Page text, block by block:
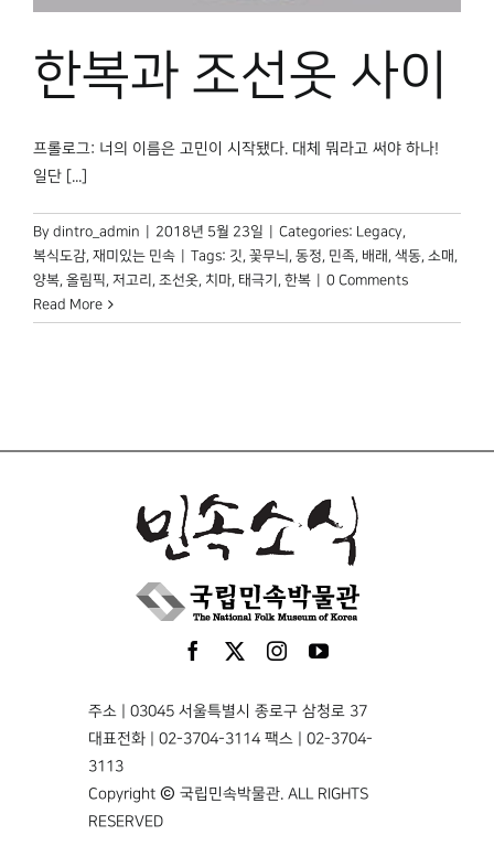
한복과 조선옷 사이
프롤로그: 너의 이름은 고민이 시작됐다. 대체 뭐라고 써야 하나!
일단 [...]
By dintro_admin 2018년 5월 23일 Categories: Legacy,
복식도감, 재미있는 민속 Tags: 깃, 꽃무늬 , 동정, 민족, 배래 , 색동, 소매 ,
양복, 올림픽, 저고리 , 조선옷, 치마, 태극기 , 한복
0 Comments
Read More
주소 | 03045 서울특별시 종로구 삼청로 37
대표전화 | 02-3704-3114 팩스 | 02-3704-
3113
Copyright © 국립민속박물관. ALL RIGHTS
RESERVED